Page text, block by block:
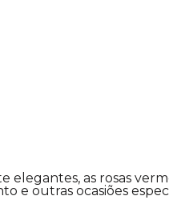
as rosas
e outras ocasiões